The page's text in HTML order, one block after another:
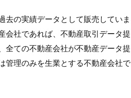
去の実績データとして販売していま
会社であれば、不動産取引データ提
全ての不動産会社が不動産データ提
管理のみを生業とする不動産会社で